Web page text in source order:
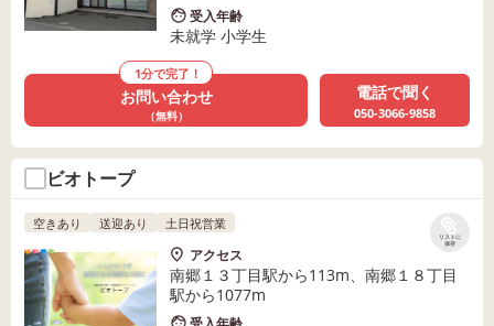
受入年齢
未就学 小学生
1分で完了！
お問い合わせ
（無料）
電話で聞く
050-3066-9858
ビオトープ
リストに
保存
空きあり 送迎あり 土日祝営業
アクセス
南郷１３丁目駅から113m、南郷１８丁目
駅から1077m